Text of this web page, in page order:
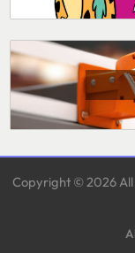
Copyright © 2026 All